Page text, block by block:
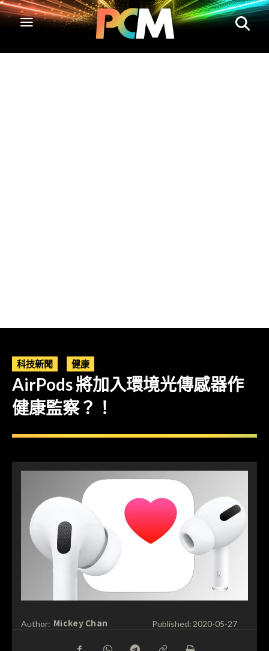
科技新聞 健康
AirPods 將加入環境光傳感器作
健康監察？！
Author: Mickey Chan Published: 2020-05-27